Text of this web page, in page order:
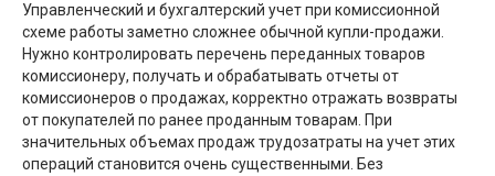
Управленческий и бухгалтерский учет при комиссионной
схеме работы заметно сложнее обычной купли-продажи.
Нужно контролировать перечень переданных товаров
комиссионеру, получать и обрабатывать отчеты от
комиссионеров о продажах, корректно отражать возвраты
от покупателей по ранее проданным товарам. При
значительных объемах продаж трудозатраты на учет этих
операций становится очень существенными. Без